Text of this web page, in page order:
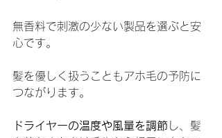
無香料で刺激の少ない製品を選ぶと安
心です。
髪を優しく扱うこともアホ毛の予防に
つながります。
ドライヤーの温度や風量を調節 し、髪